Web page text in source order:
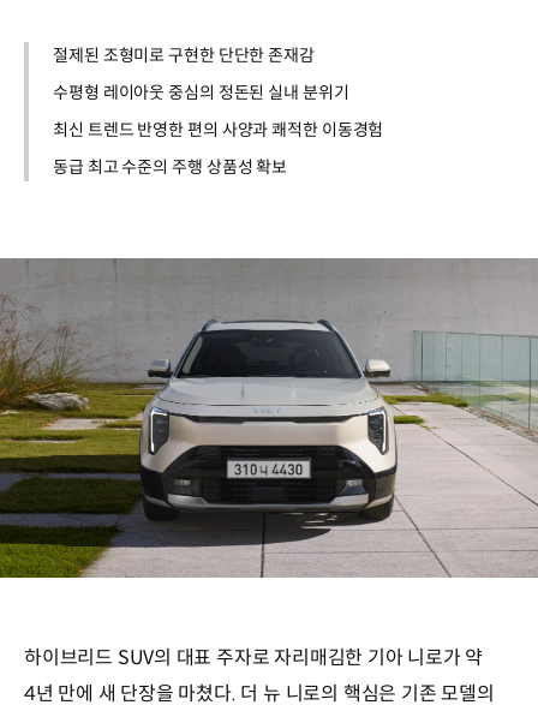
절제된 조형미로 구현한 단단한 존재감
수평형 레이아웃 중심의 정돈된 실내 분위기
최신 트렌드 반영한 편의 사양과 쾌적한 이동경험
동급 최고 수준의 주행 상품성 확보
하이브리드 SUV의 대표 주자로 자리매김한 기아 니로가 약
4년 만에 새 단장을 마쳤다. 더 뉴 니로의 핵심은 기존 모델의